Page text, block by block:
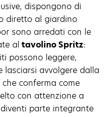
dispongono di
diretto al giardino
sono arredati con le
al tavolino Spritz:
possono leggere,
lasciarsi avvolgere dalla
conferma come
con attenzione a
parte integrante